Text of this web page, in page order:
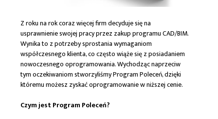
Z roku na rok coraz więcej firm decyduje się na
usprawnienie swojej pracy przez zakup programu CAD/BIM.
Wynika to z potrzeby sprostania wymaganiom
współczesnego klienta, co często wiąże się z posiadaniem
nowoczesnego oprogramowania. Wychodząc naprzeciw
tym oczekiwaniom stworzyliśmy Program Poleceń, dzięki
któremu możesz zyskać oprogramowanie w niższej cenie.
Czym jest Program Poleceń?